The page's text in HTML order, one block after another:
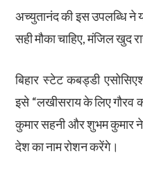
अच्युतानंद की इस उपलब्धि ने
सही मौका चाहिए, मंजिल खुद
बिहार स्टेट कबड्डी
इसे “लखीसराय के लिए गौरव
कुमार सहनी और शुभम कुमार
देश का नाम रोशन करेंगे।